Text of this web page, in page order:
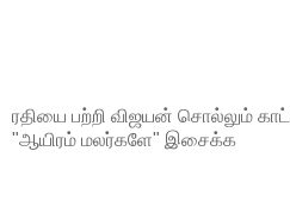
ரதியை பற்றி விஜயன் சொல்லும்
"ஆயிரம் மலர்களே" இசைக்க